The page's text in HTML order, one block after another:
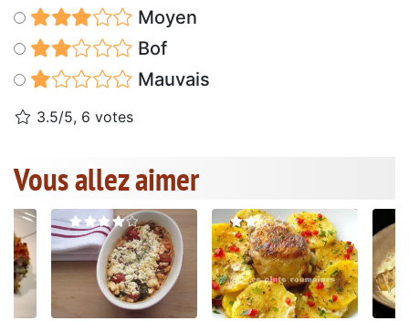
Moyen
Bof
Mauvais
3.5/5, 6 votes
Vous allez aimer